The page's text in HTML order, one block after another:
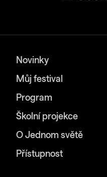
Novinky
Můj festival
Program
Školní projekce
O Jednom světě
Přístupnost